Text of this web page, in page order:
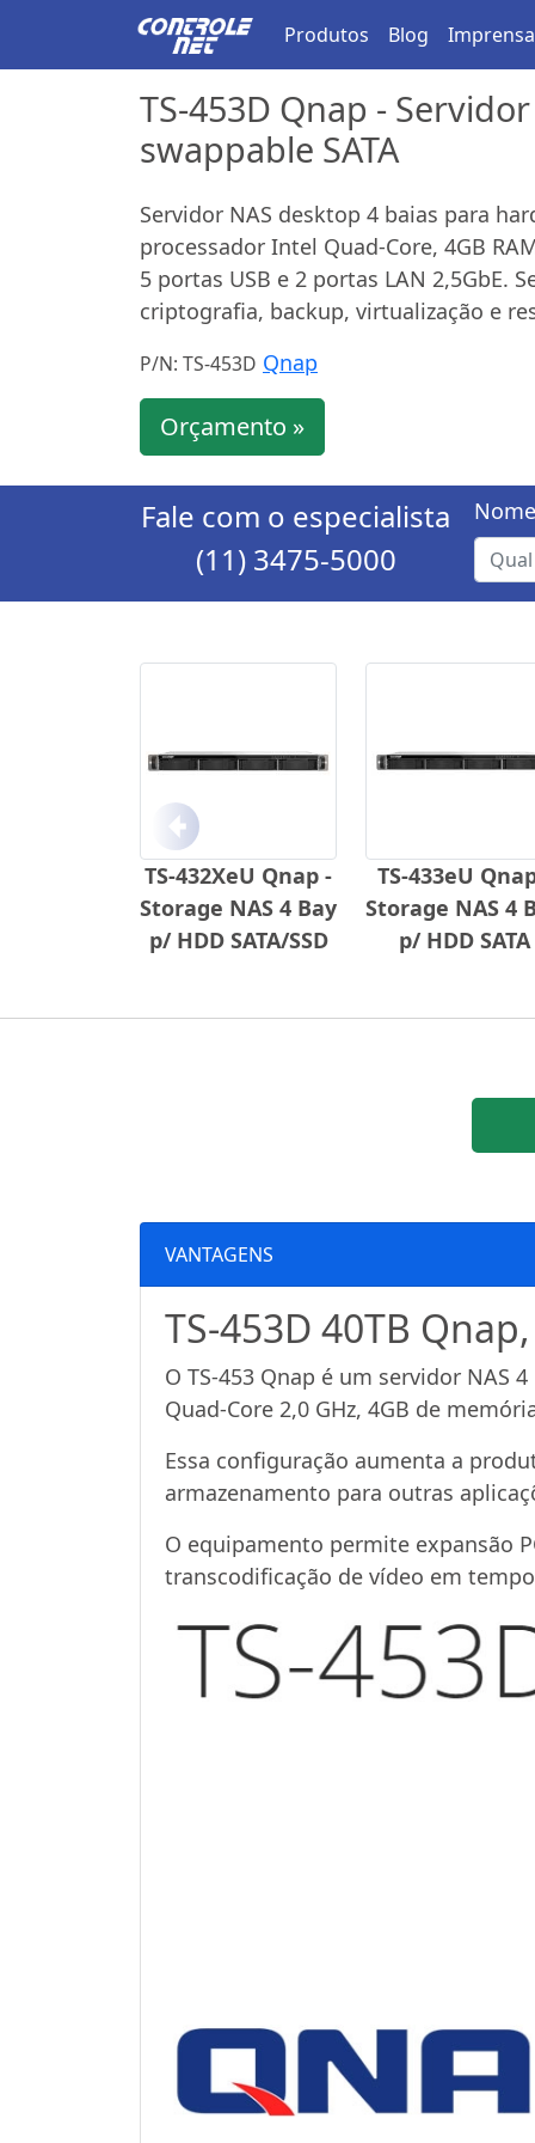
Produtos Blog Imprensa
TS-453D Qnap -
swappable SATA
Servidor NAS desktop 4 baias para
processador Intel Quad-Core, 4GB
5 portas USB e 2 portas LAN 2,5GbE.
criptografia, backup, virtualização e
P/N: TS-453D Qnap
Orçamento »
Fale com o especialista
(11) 3475-5000
TS-432XeU Qnap -
Storage NAS 4 Bay
p/ HDD SATA/SSD
TS-433eU
Storage NAS 4
p/ HDD SATA
Anterior
VANTAGENS
TS-453D 40TB
O TS-453 Qnap é um servidor NAS
Quad-Core 2,0 GHz, 4GB de
Essa configuração aumenta a
armazenamento para outras
O equipamento permite expansão
transcodificação de vídeo em